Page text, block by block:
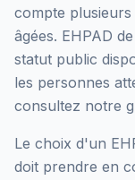
compte
âgées. EHPAD
statut public
les personnes
consultez notre
Le choix d'un
doit prendre en